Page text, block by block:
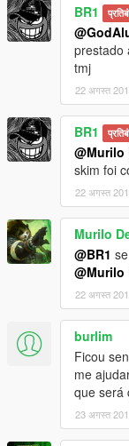
BR1
prestado
tmj
22 अगस्त
BR1
@Murilo
skim foi
22 अगस्त
Murilo
@BR1
@Murilo
22 अगस्त
burlim
Ficou
me
que será
23 अगस्त